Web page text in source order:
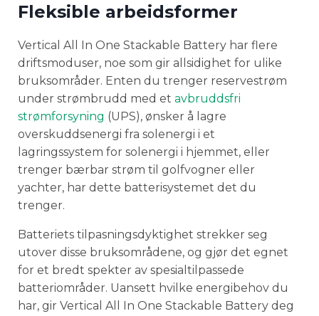
Fleksible arbeidsformer
Vertical All In One Stackable Battery har flere
driftsmoduser, noe som gir allsidighet for ulike
bruksområder. Enten du trenger reservestrøm
under strømbrudd med et avbruddsfri
strømforsyning (UPS), ønsker å lagre
overskuddsenergi fra solenergi i et
lagringssystem for solenergi i hjemmet, eller
trenger bærbar strøm til golfvogner eller
yachter, har dette batterisystemet det du
trenger.
Batteriets tilpasningsdyktighet strekker seg
utover disse bruksområdene, og gjør det egnet
for et bredt spekter av spesialtilpassede
batteriområder. Uansett hvilke energibehov du
har, gir Vertical All In One Stackable Battery deg